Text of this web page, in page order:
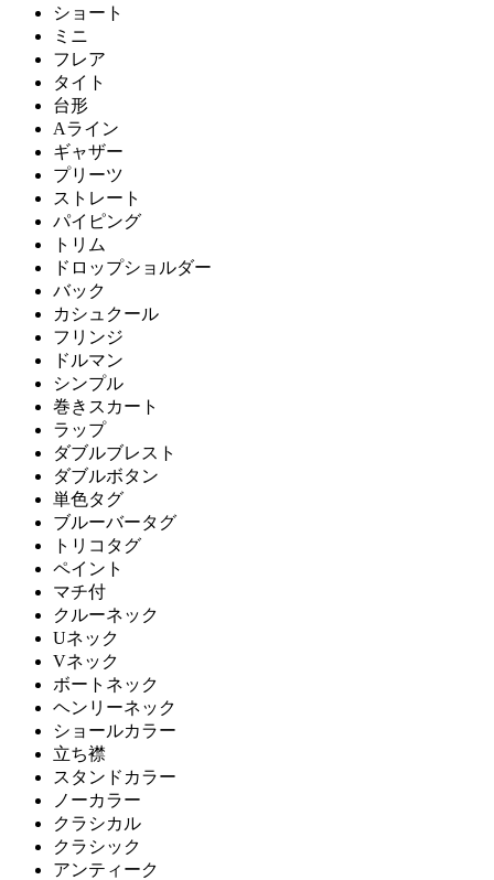
ショート
ミニ
フレア
タイト
台形
Aライン
ギャザー
プリーツ
ストレート
パイピング
トリム
ドロップショルダー
バック
カシュクール
フリンジ
ドルマン
シンプル
巻きスカート
ラップ
ダブルブレスト
ダブルボタン
単色タグ
ブルーバータグ
トリコタグ
ペイント
マチ付
クルーネック
Uネック
Vネック
ボートネック
ヘンリーネック
ショールカラー
立ち襟
スタンドカラー
ノーカラー
クラシカル
クラシック
アンティーク